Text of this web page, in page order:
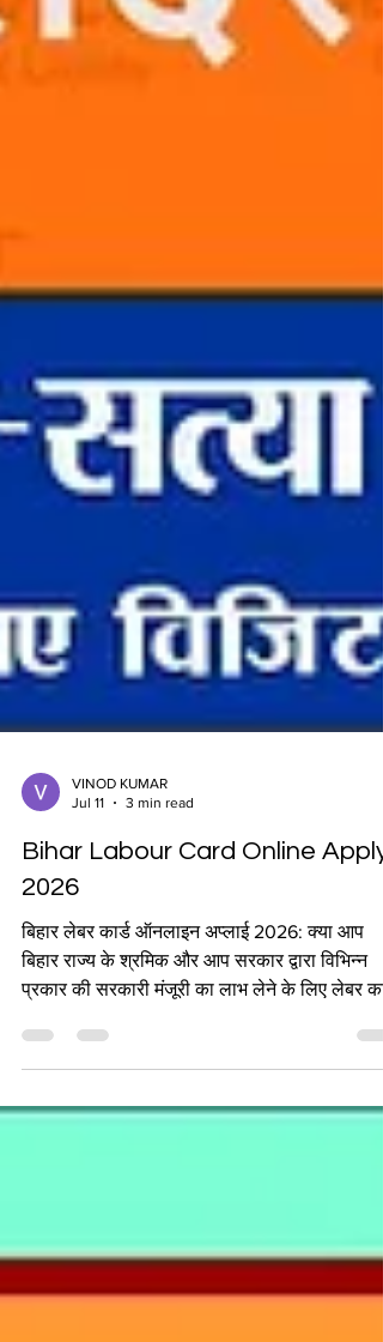
Jul 11
3 min read
Bihar Labour Card Online Apply
2026
बिहार लेबर कार्ड ऑनलाइन अप्लाई 2026: क्या आप
बिहार राज्य के श्रमिक और आप सरकार द्वारा विभिन्न
प्रकार की सरकारी मंजूरी का लाभ लेने के लिए लेबर
है, जिससे आप बहुत से श्रमिक कार्ड बनवा सकते हैं।